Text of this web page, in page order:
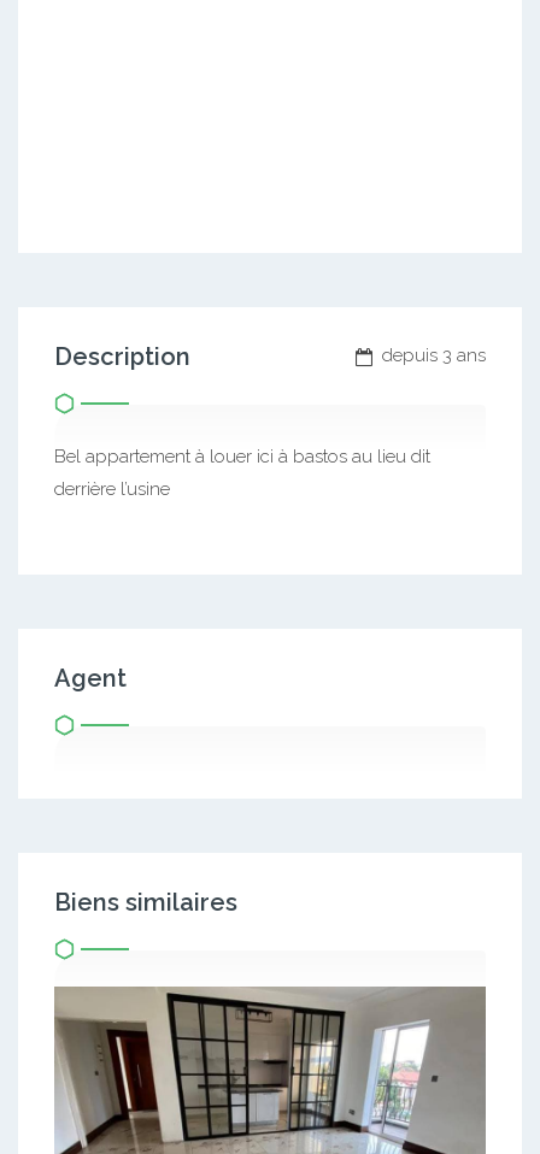
depuis 3 ans
Description
Bel appartement à louer ici à bastos au lieu dit
derrière l’usine
Agent
Biens similaires